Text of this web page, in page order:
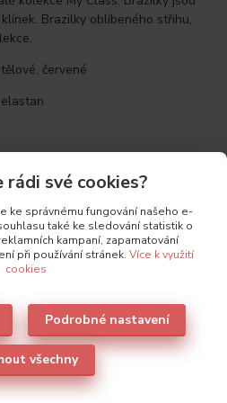
Brazilky oblíbeného střihu,
červené
Lormar
6
rádi své cookies?
ke správnému fungování našeho e-
také ke sledování statistik o
kampaní, zapamatování
při používání stránek. Více k využití
cookies
Podrobné nastavení
všechny